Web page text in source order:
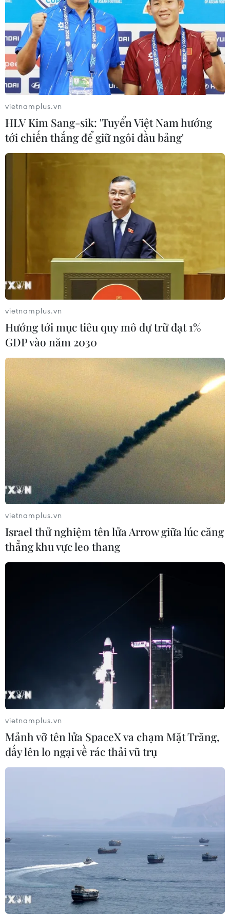
điểm của doanh nghiệp thực phẩm
06/08/2026 14:03
Lâm Đồng vào cao điểm vụ cá Nam,
ngư dân phấn khởi vươn khơi
vietnamplus.vn
HLV Kim Sang-sik: 'Tuyển Việt Nam hướng
tới chiến thắng để giữ ngôi đầu bảng'
vietnamplus.vn
Hướng tới mục tiêu quy mô dự trữ đạt 1%
GDP vào năm 2030
vietnamplus.vn
Israel thử nghiệm tên lửa Arrow giữa lúc căng
thẳng khu vực leo thang
vietnamplus.vn
Mảnh vỡ tên lửa SpaceX va chạm Mặt Trăng,
dấy lên lo ngại về rác thải vũ trụ